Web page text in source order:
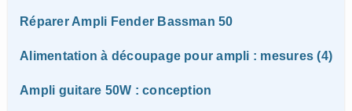
Réparer Ampli Fender Bassman 50
Alimentation à découpage pour ampli : mesures (4)
Ampli guitare 50W : conception